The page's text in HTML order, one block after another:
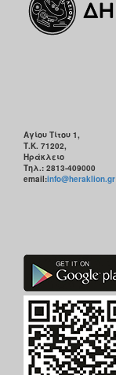
Αγίου Τίτου 1,
Τ.Κ. 71202,
Ηράκλειο
Τηλ.: 2813-409000
email:info@heraklion.gr